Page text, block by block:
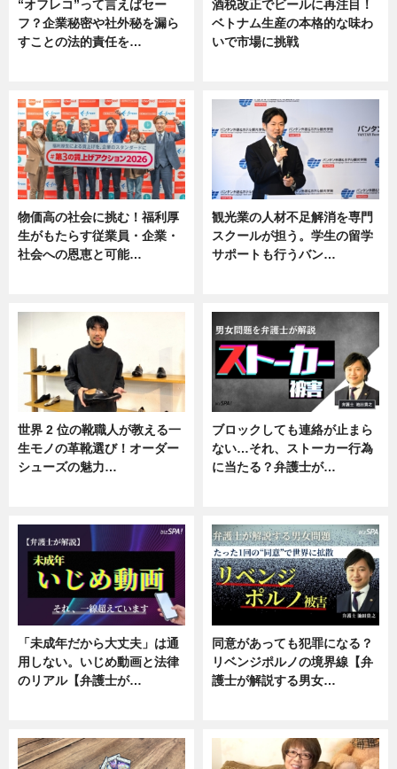
“オフレコ”って言えばセー
フ？企業秘密や社外秘を漏ら
すことの法的責任を…
酒税改正でビールに再注目！
ベトナム生産の本格的な味わ
いで市場に挑戦
物価高の社会に挑む！福利厚
生がもたらす従業員・企業・
社会への恩恵と可能…
観光業の人材不足解消を専門
スクールが担う。学生の留学
サポートも行うバン…
世界 2 位の靴職人が教える一
生モノの革靴選び！オーダー
シューズの魅力…
ブロックしても連絡が止まら
ない…それ、ストーカー行為
に当たる？弁護士が…
「未成年だから大丈夫」は通
用しない。いじめ動画と法律
のリアル【弁護士が…
同意があっても犯罪になる？
リベンジポルノの境界線【弁
護士が解説する男女…